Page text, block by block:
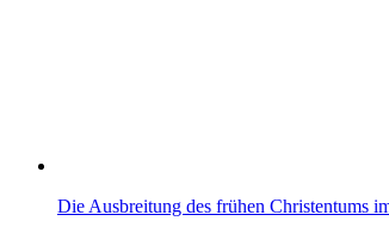
Die Ausbreitung des frühen Christentums